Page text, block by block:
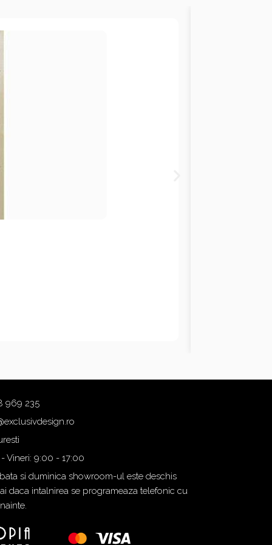
969 235
Vineri: 9:00 - 17:00
si duminica showroom-ul este deschis
daca intalnirea se programeaza telefonic cu